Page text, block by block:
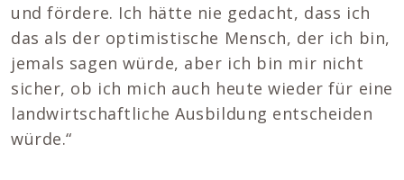
und fördere. Ich hätte nie gedacht, dass ich
das als der optimistische Mensch, der ich bin,
jemals sagen würde, aber ich bin mir nicht
sicher, ob ich mich auch heute wieder für eine
landwirtschaftliche Ausbildung entscheiden
würde.“